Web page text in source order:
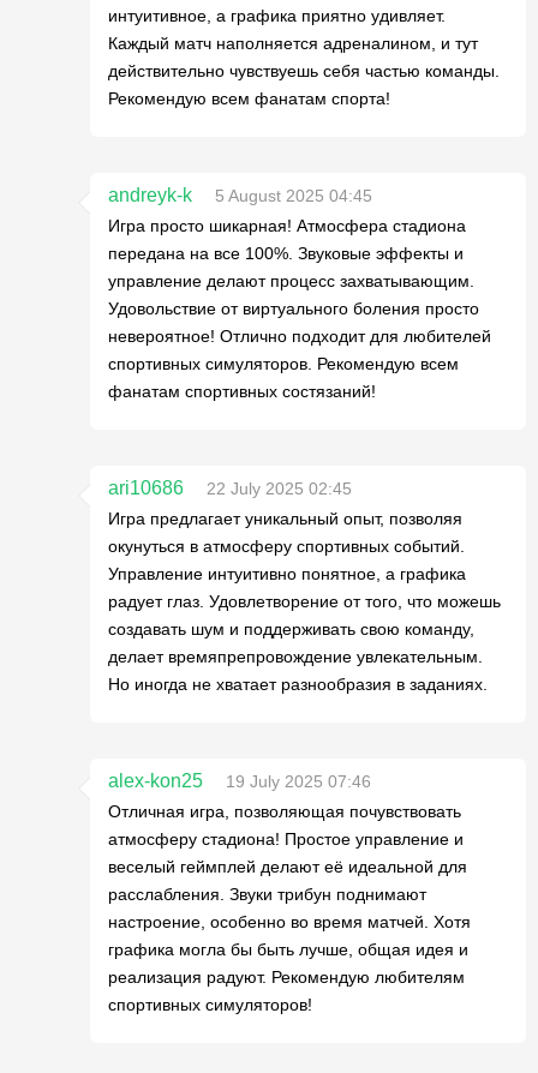
интуитивное, а графика приятно удивляет.
Каждый матч наполняется адреналином, и тут
действительно чувствуешь себя частью команды.
Рекомендую всем фанатам спорта!
andreyk-k
5 August 2025 04:45
Игра просто шикарная! Атмосфера стадиона
передана на все 100%. Звуковые эффекты и
управление делают процесс захватывающим.
Удовольствие от виртуального боления просто
невероятное! Отлично подходит для любителей
спортивных симуляторов. Рекомендую всем
фанатам спортивных состязаний!
ari10686
22 July 2025 02:45
Игра предлагает уникальный опыт, позволяя
окунуться в атмосферу спортивных событий.
Управление интуитивно понятное, а графика
радует глаз. Удовлетворение от того, что можешь
создавать шум и поддерживать свою команду,
делает времяпрепровождение увлекательным.
Но иногда не хватает разнообразия в заданиях.
alex-kon25
19 July 2025 07:46
Отличная игра, позволяющая почувствовать
атмосферу стадиона! Простое управление и
веселый геймплей делают её идеальной для
расслабления. Звуки трибун поднимают
настроение, особенно во время матчей. Хотя
графика могла бы быть лучше, общая идея и
реализация радуют. Рекомендую любителям
спортивных симуляторов!